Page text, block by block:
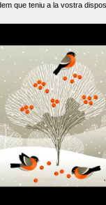
que teniu a la vostra